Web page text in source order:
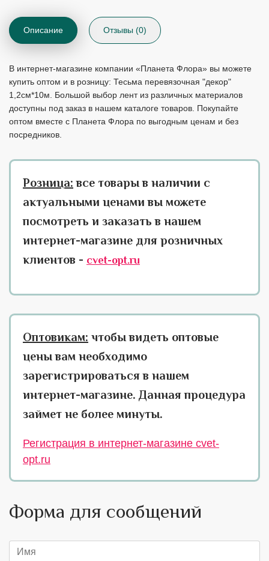
Описание Отзывы (0)
В интернет-магазине компании «Планета Флора» вы можете
купить оптом и в розницу: Тесьма перевязочная "декор"
1,2см*10м. Большой выбор лент из различных материалов
доступны под заказ в нашем каталоге товаров. Покупайте
оптом вместе с Планета Флора по выгодным ценам и без
посредников.
Розница: все товары в наличии с
актуальными ценами вы можете
посмотреть и заказать в нашем
интернет-магазине для розничных
клиентов - cvet-opt.ru
Оптовикам: чтобы видеть оптовые
цены вам необходимо
зарегистрироваться в нашем
интернет-магазине. Данная процедура
займет не более минуты.
Регистрация в интернет-магазине cvet-
opt.ru
Форма для сообщений